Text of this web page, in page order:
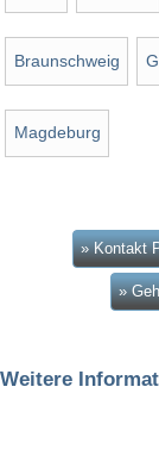
Braunschweig
Magdeburg
» Kontakt
»
Weitere